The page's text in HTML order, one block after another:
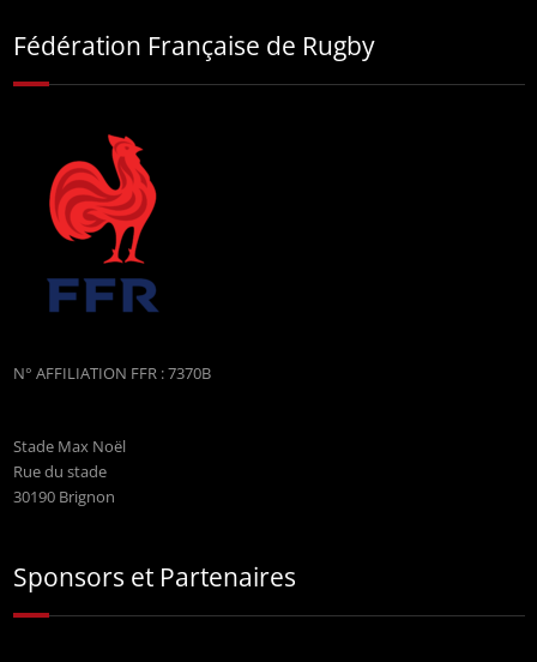
Fédération Française de Rugby
N° AFFILIATION FFR : 7370B
Stade Max Noël
Rue du stade
30190 Brignon
Sponsors et Partenaires